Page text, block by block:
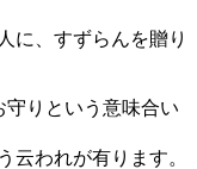
に、すずらんを贈り
守りという意味合い
云われが有ります。